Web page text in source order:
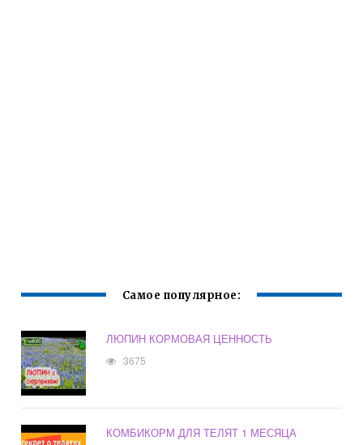
Самое популярное:
ЛЮПИН КОРМОВАЯ ЦЕННОСТЬ
3675
КОМБИКОРМ ДЛЯ ТЕЛЯТ 1 МЕСЯЦА